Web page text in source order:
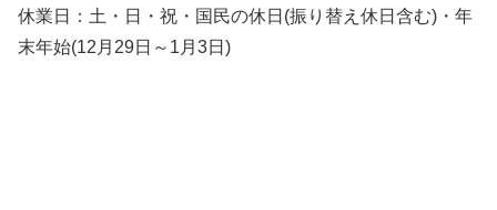
休業日：土・日・祝・国民の休日(振り替え休日含む)・年
末年始(12月29日～1月3日)